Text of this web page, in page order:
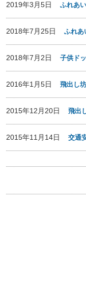
2019年3月5日ふれあ
2018年7月25日ふれあ
2018年7月2日子供ド
2016年1月5日飛出し
2015年12月20日飛出
2015年11月14日交通